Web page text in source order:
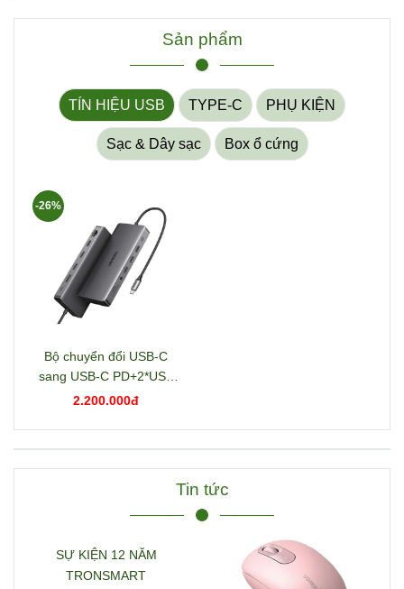
Sản phẩm
TÍN HIỆU USB TYPE-C PHỤ KIỆN
Sạc & Dây sạc Box ổ cứng
Bộ chuyển đổi USB-C
sang USB-C PD+2*USB
3.2+USB-C 3.2+2*USB
2.200.000đ
-26%
Tin tức
SỰ KIỆN 12 NĂM
TRONSMART